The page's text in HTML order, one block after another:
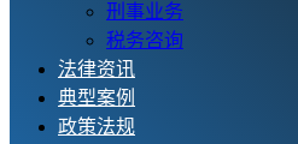
刑事业务
税务咨询
法律资讯
典型案例
政策法规